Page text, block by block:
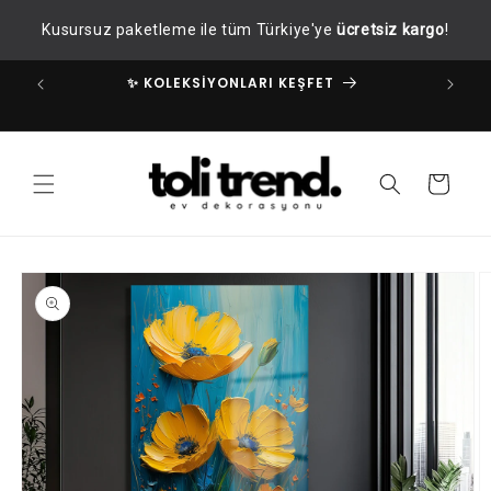
Kusursuz paketleme ile tüm Türkiye'yeücretsiz kargo!
atla
✨ KOLEKSİYONLARI KEŞFET
Sepet
Ürün
bilgisine
atla